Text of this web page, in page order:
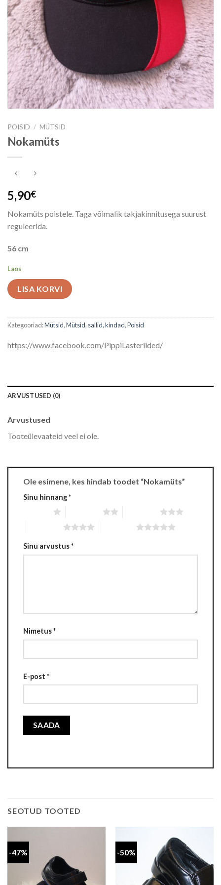
POISID / MÜTSID
Nokamüts
5,90€
Nokamüts poistele. Taga võimalik takjakinnitusega suurust
reguleerida.
56 cm
Laos
LISA KORVI
Kategooriad:Mütsid,Mütsid, sallid, kindad,Poisid
https://www.facebook.com/PippiLasteriided/
ARVUSTUSED (0)
Arvustused
Tooteülevaateid veel ei ole.
Ole esimene, kes hindab toodet “Nokamüts”
Sinu hinnang*
Sinu arvustus*
Nimetus*
E-post *
SEOTUD TOOTED
-47% -50%